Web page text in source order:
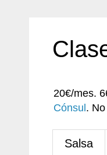
20€/mes.
Cónsul .
Salsa